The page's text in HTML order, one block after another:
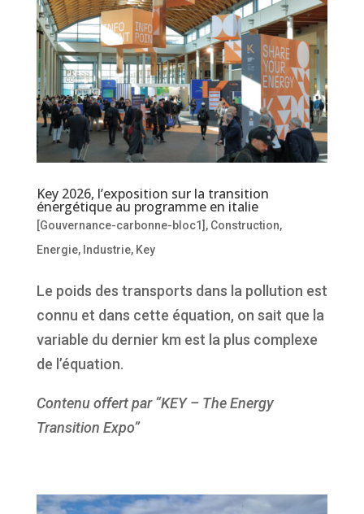
Key 2026, l’exposition sur la transition
énergétique au programme en italie
[Gouvernance-carbonne-bloc1] , Construction,
Energie, Industrie, Key
Le poids des transports dans la pollution est
connu et dans cette équation, on sait que la
variable du dernier km est la plus complexe
de l’équation.
Contenu offert par “KEY – The Energy
Transition Expo”